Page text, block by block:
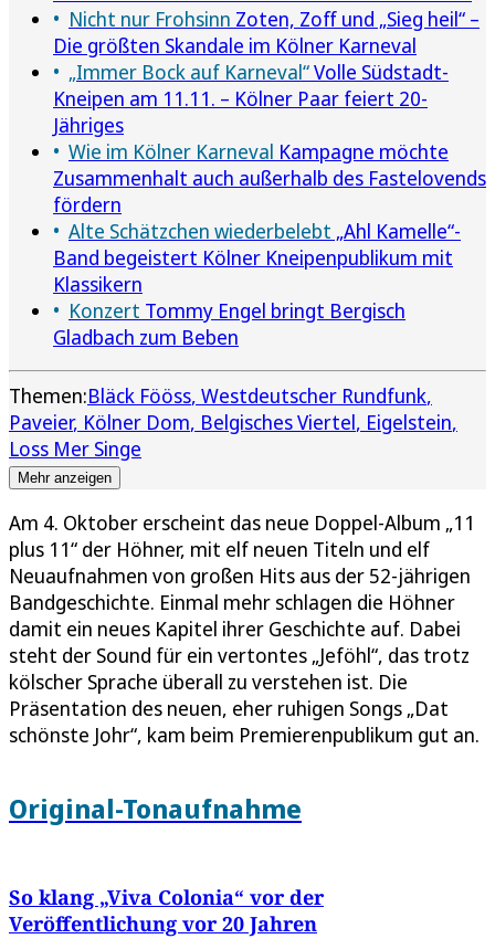
Nicht nur Frohsinn Zoten, Zoff und „Sieg heil“ –
Die größten Skandale im Kölner Karneval
„Immer Bock auf Karneval“Volle Südstadt-
Kneipen am 11.11. – Kölner Paar feiert 20-
Jähriges
Wie im Kölner Karneval Kampagne möchte
Zusammenhalt auch außerhalb des Fastelovends
fördern
Alte Schätzchen wiederbelebt „Ahl Kamelle“-
Band begeistert Kölner Kneipenpublikum mit
Klassikern
Konzert Tommy Engel bringt Bergisch
Gladbach zum Beben
Themen:Bläck Fööss Westdeutscher Rundfunk
Paveier Kölner Dom Belgisches Viertel Eigelstein
Loss Mer Singe
Mehr anzeigen
Am 4. Oktober erscheint das neue Doppel-Album „11
plus 11“ der Höhner, mit elf neuen Titeln und elf
Neuaufnahmen von großen Hits aus der 52-jährigen
Bandgeschichte. Einmal mehr schlagen die Höhner
damit ein neues Kapitel ihrer Geschichte auf. Dabei
steht der Sound für ein vertontes „Jeföhl“, das trotz
kölscher Sprache überall zu verstehen ist. Die
Präsentation des neuen, eher ruhigen Songs „Dat
schönste Johr“, kam beim Premierenpublikum gut an.
Original-Tonaufnahme
So klang „Viva Colonia“ vor der
Veröffentlichung vor 20 Jahren